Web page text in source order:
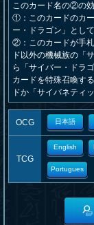
このカード名の②の
①：このカードのカ
ー・ドラゴン」として
②：このカードが手
ド以外の機械族の「
ら「サイバー・ドラ
カードを特殊召喚す
ドか「サイバネティ
OCG 日本語
TCG
English
Portugues